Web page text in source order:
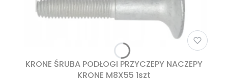
KRONE ŚRUBA PODŁOGI PRZYCZEPY NACZEPY
KRONE M8X55 1szt